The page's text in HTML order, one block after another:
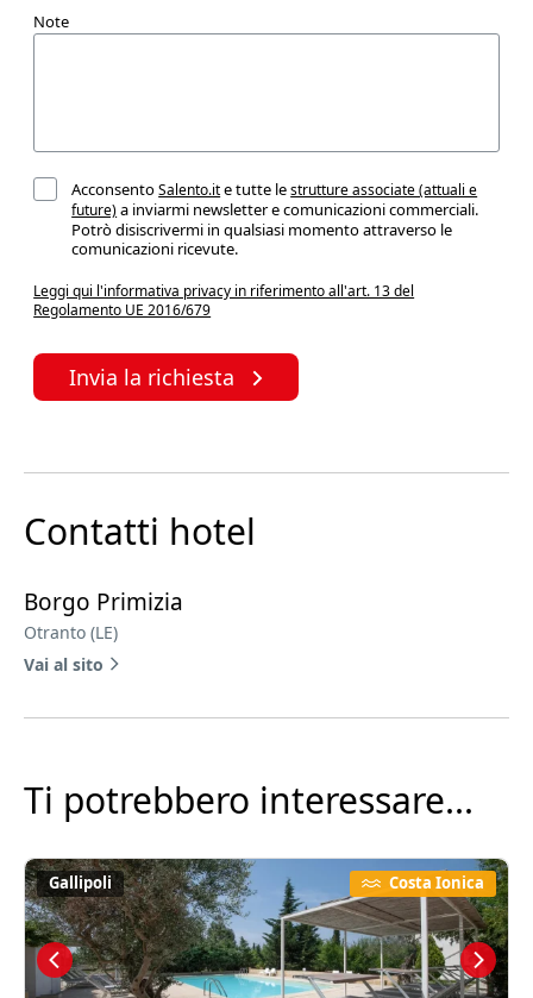
Note
AcconsentoSalento.ite tutte lestrutture associate (attuali e
future)a inviarmi newsletter e comunicazioni commerciali.
Potrò disiscrivermi in qualsiasi momento attraverso le
comunicazioni ricevute.
Leggi qui l'informativa privacy in riferimento all'art. 13 del
Regolamento UE 2016/679
Invia la richiesta
Contatti hotel
Borgo Primizia
Otranto (LE)
Vai al sito
Ti potrebbero interessare...
Gallipoli Costa Ionica